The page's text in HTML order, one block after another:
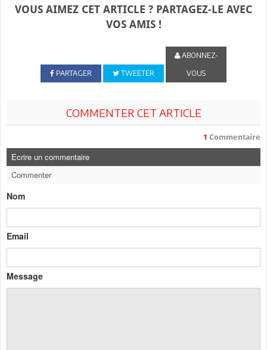
VOUS AIMEZ CET ARTICLE ? PARTAGEZ-LE AVEC
VOS AMIS !
PARTAGER TWEETER
ABONNEZ-
VOUS
COMMENTER CET ARTICLE
1 Commentaire
Ecrire un commentaire
Commenter
Nom
Email
Message